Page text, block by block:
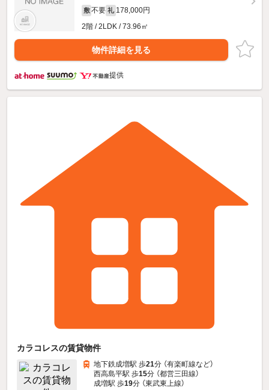
敷 不要 礼 178,000円
2階 / 2LDK / 73.96㎡
物件詳細を見る
提供
カラコレスの賃貸物件
地下鉄成増駅 歩21分 （有楽町線など）
西高島平駅 歩15分 （都営三田線）
成増駅 歩19分 （東武東上線）